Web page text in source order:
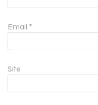
Email *
Site